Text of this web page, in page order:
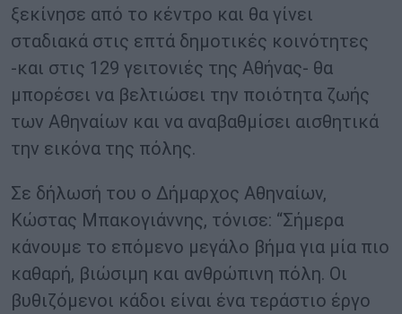
ξεκίνησε από το κέντρο και θα γίνει
σταδιακά στις επτά δημοτικές κοινότητες
-και στις 129 γειτονιές της Αθήνας- θα
μπορέσει να βελτιώσει την ποιότητα ζωής
των Αθηναίων και να αναβαθμίσει αισθητικά
την εικόνα της πόλης.
Σε δήλωσή του ο Δήμαρχος Αθηναίων,
Κώστας Μπακογιάννης, τόνισε: “Σήμερα
κάνουμε το επόμενο μεγάλο βήμα για μία πιο
καθαρή, βιώσιμη και ανθρώπινη πόλη. Οι
βυθιζόμενοι κάδοι είναι ένα τεράστιο έργο